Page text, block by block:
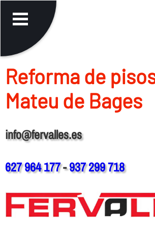
Reforma de
Mateu de Bages
info@fervalles.es
627 964 177-937 299 718